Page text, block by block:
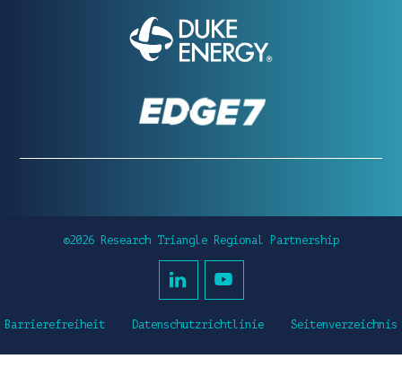
©2026 Research Triangle Regional Partnership
Barrierefreiheit Datenschutzrichtlinie Seitenverzeichnis